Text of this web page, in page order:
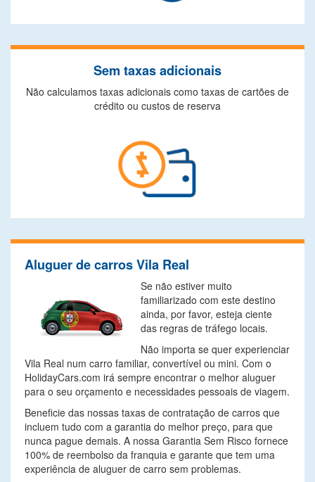
Sem taxas adicionais
Não calculamos taxas adicionais como taxas de cartões de
crédito ou custos de reserva
Aluguer de carros Vila Real
Se não estiver muito
familiarizado com este destino
ainda, por favor, esteja ciente
das regras de tráfego locais.
Não importa se quer experienciar
Vila Real num carro familiar, convertível ou mini. Com o
HolidayCars.com irá sempre encontrar o melhor aluguer
para o seu orçamento e necessidades pessoais de viagem.
Beneficie das nossas taxas de contratação de carros que
incluem tudo com a garantia do melhor preço, para que
nunca pague demais. A nossa Garantia Sem Risco fornece
100% de reembolso da franquia e garante que tem uma
experiência de aluguer de carro sem problemas.